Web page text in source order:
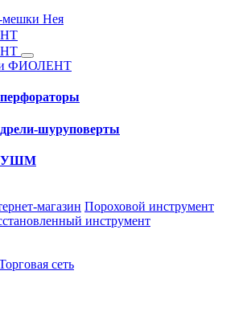
мешки Нея
ФИОЛЕНТ
шуруповерты
УШМ
магазин Пороховой инструмент
инструмент
сеть